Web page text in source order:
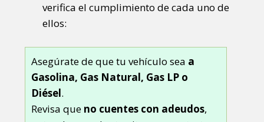
verifica el cumplimiento de cada uno de
ellos:
Asegúrate de que tu vehículo sea a
Gasolina, Gas Natural, Gas LP o
Diésel.
Revisa que no cuentes con adeudos,